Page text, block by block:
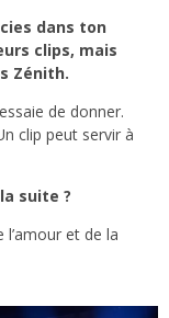
dans ton
clips, mais
Zénith.
de donner.
clip peut servir à
suite ?
et de la